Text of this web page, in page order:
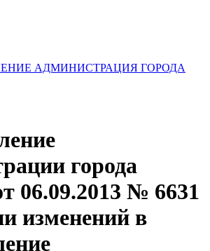
АДМИНИСТРАЦИЯ ГОРОДА
города
06.09.2013 № 6631
изменений в